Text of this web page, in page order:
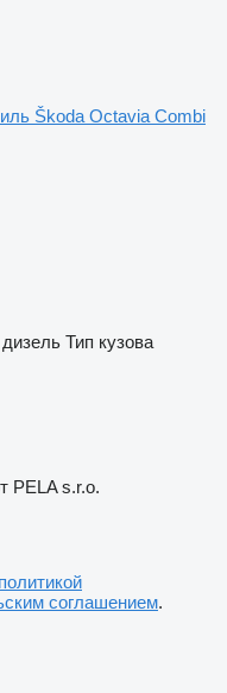
Škoda Octavia Combi
дизель Тип кузова
PELA s.r.o.
политикой
соглашением.